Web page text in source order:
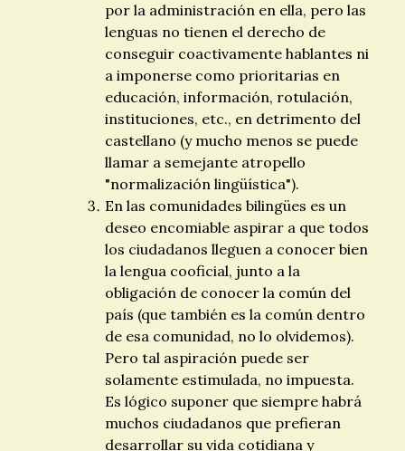
por la administración en ella, pero las
lenguas no tienen el derecho de
conseguir coactivamente hablantes ni
a imponerse como prioritarias en
educación, información, rotulación,
instituciones, etc., en detrimento del
castellano (y mucho menos se puede
llamar a semejante atropello
"normalización lingüística").
En las comunidades bilingües es un
deseo encomiable aspirar a que todos
los ciudadanos lleguen a conocer bien
la lengua cooficial, junto a la
obligación de conocer la común del
país (que también es la común dentro
de esa comunidad, no lo olvidemos).
Pero tal aspiración puede ser
solamente estimulada, no impuesta.
Es lógico suponer que siempre habrá
muchos ciudadanos que prefieran
desarrollar su vida cotidiana y